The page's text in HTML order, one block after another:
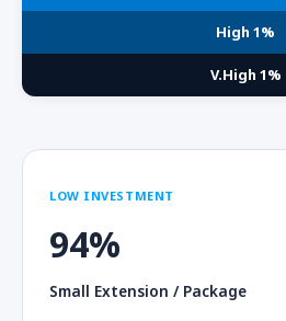
High 1%
V.High 1%
LOW INVESTMENT
94%
Small Extension / Package